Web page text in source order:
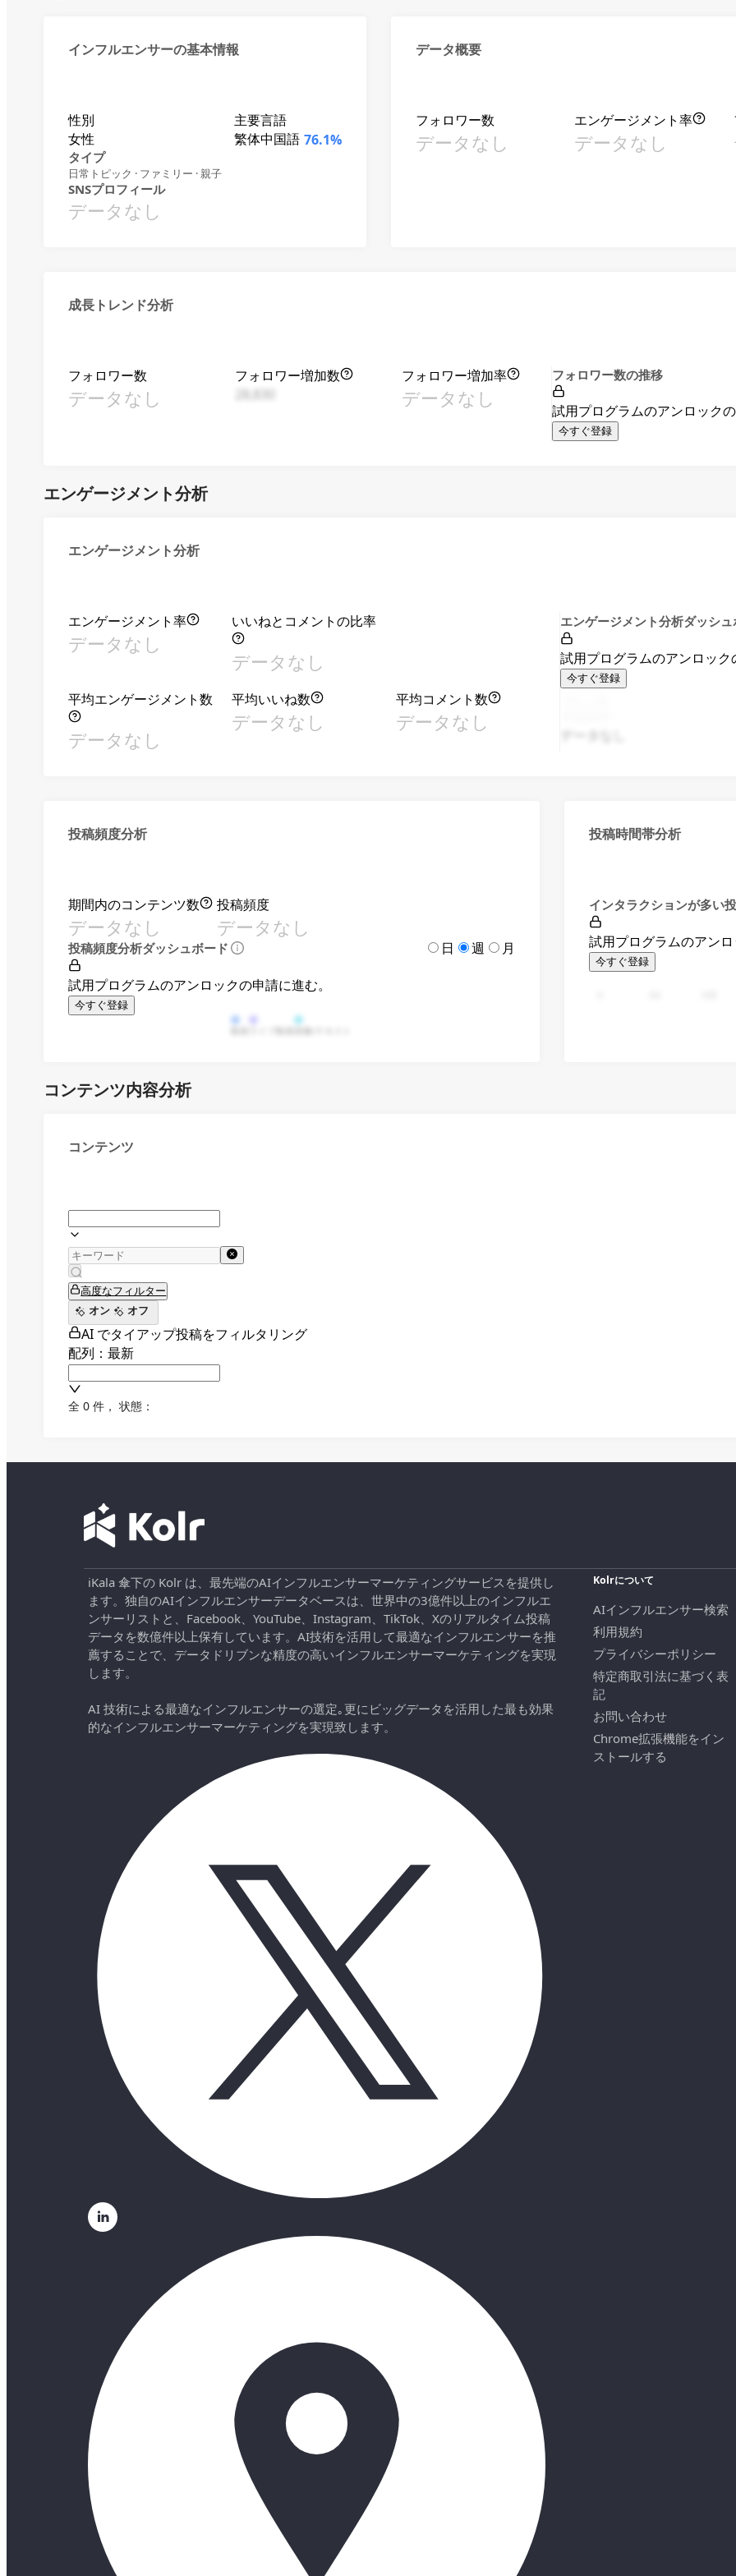
インフルエンサーの基本情報
性別
女性
主要言語
繁体中国語 76.1%
タイプ
日常トピック · ファミリー · 親子
SNSプロフィール
データなし
データ概要
フォロワー数
データなし
エンゲージメント率
データなし
成長トレンド分析
フォロワー数
データなし
フォロワー増加数
フォロワー増加率
データなし
フォロワー数の推移
試用プログラムのアンロックの
今すぐ登録
エンゲージメント分析
エンゲージメント分析
エンゲージメント率
データなし
いいねとコメントの比率
データなし
平均エンゲージメント数
データなし
平均いいね数
データなし
平均コメント数
データなし
エンゲージメント分析ダッシュ
試用プログラムのアンロック
今すぐ登録
投稿頻度分析
期間内のコンテンツ数
データなし
投稿頻度
データなし
投稿頻度分析ダッシュボード 日 週 月
試用プログラムのアンロックの申請に進む。
今すぐ登録
投稿時間帯分析
インタラクションが多い
試用プログラムのアンロ
今すぐ登録
コンテンツ内容分析
コンテンツ
高度なフィルター
オン
オフ
AI でタイアップ投稿をフィルタリング
配列：最新
全 0 件 ， 状態：
iKala 傘下の Kolr は、最先端のAIインフルエンサーマーケティングサービスを提供し
ます。独自のAIインフルエンサーデータベースは、世界中の3億件以上のインフルエ
ンサーリストと、Facebook、YouTube、Instagram、TikTok、Xのリアルタイム投稿
データを数億件以上保有しています。AI技術を活用して最適なインフルエンサーを推
薦することで、データドリブンな精度の高いインフルエンサーマーケティングを実現
します。
AI 技術による最適なインフルエンサーの選定｡更にビッグデータを活用した最も効果
的なインフルエンサーマーケティングを実現致します。
Kolrについて
AIインフルエンサー検索
利用規約
プライバシーポリシー
特定商取引法に基づく表
記
お問い合わせ
Chrome拡張機能をイン
ストールする